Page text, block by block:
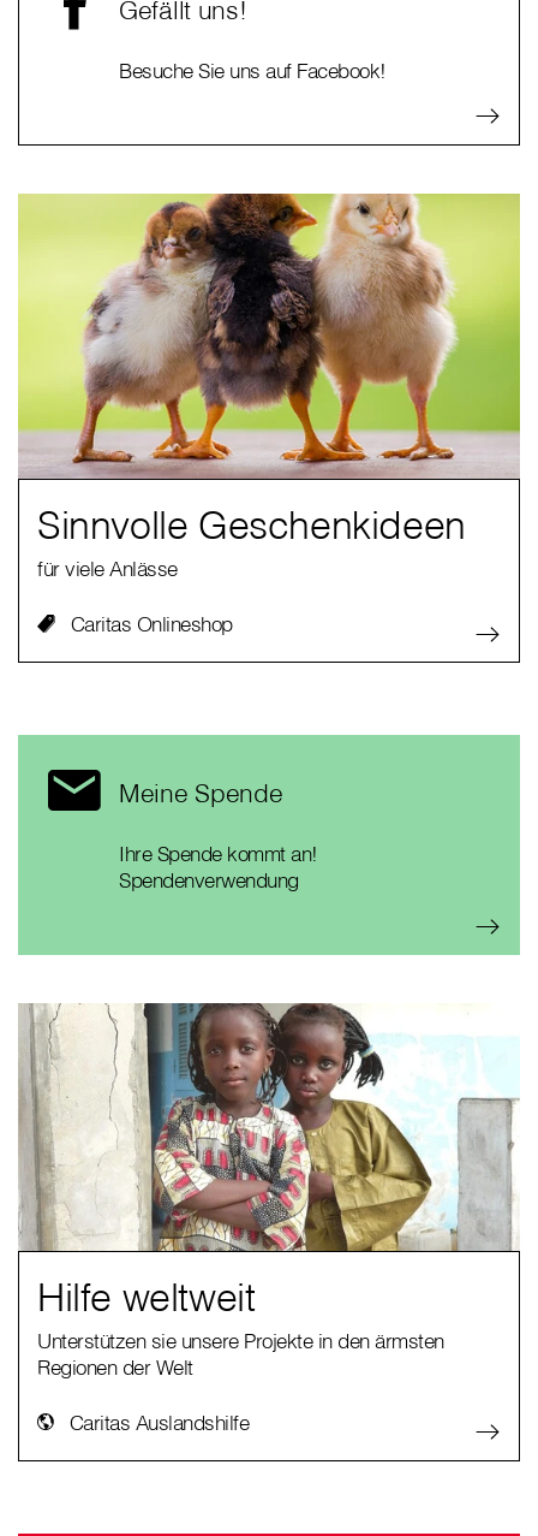
Gefällt uns!
Besuche Sie uns auf Facebook!
Sinnvolle Geschenkideen
für viele Anlässe
Caritas Onlineshop
Meine Spende
Ihre Spende kommt an!
Spendenverwendung
Hilfe weltweit
Unterstützen sie unsere Projekte in den ärmsten
Regionen der Welt
Caritas Auslandshilfe